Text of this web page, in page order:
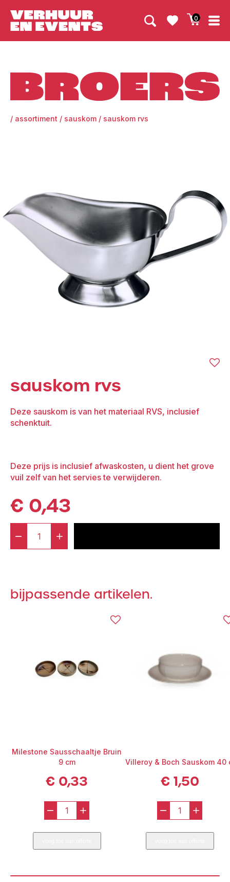
0
/ assortiment / sauskom / sauskom rvs
sauskom rvs
Deze sauskom is van het materiaal RVS, inclusief
schenktuit.
Deze prijs is inclusief afwaskosten, u dient het grove
vuil zelf van het servies te verwijderen.
€ 0,43
-
Sauskom
+
bijpassende artikelen.
Milestone Sausschaaltje Bruin
9 cm
€ 0,33
-
Milestone
Sausschaaltje
Bruin
cm
+
Villeroy & Boch Sauskom 40
€1,50
-
Villeroy
&
Boch
40
+